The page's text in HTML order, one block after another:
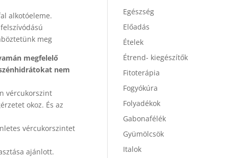
alkotóeleme.
meg
megfelelő
nem
vércukorszint
okoz. És az
vércukorszintet
ajánlott.
Előadás
Ételek